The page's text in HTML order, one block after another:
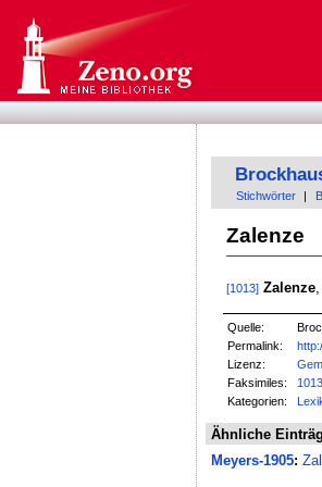
Stichwörter
Zalenze
[1013] Zalenze,
Quelle:
Permalink:
Lizenz:
Faksimiles:
1013
Kategorien:
Ähnliche
Meyers-1905: